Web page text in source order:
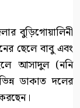
বুড়িগোয়ালিনী
ছেলে বাবু এবং
আসাদুল (ননি
ডাকাত দলের